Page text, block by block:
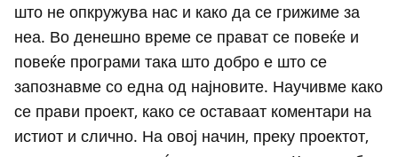
што не опкружува нас и како да се грижиме за
неа. Во денешно време се прават се повеќе и
повеќе програми така што добро е што се
запознавме со една од најновите. Научивме како
се прави проект, како се оставаат коментари на
истиот и слично. На овој начин, преку проектот,